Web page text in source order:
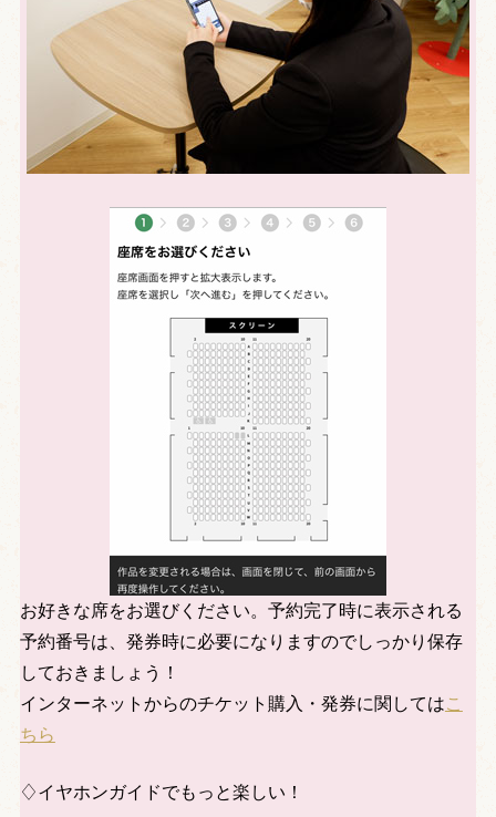
お好きな席をお選びください。予約完了時に表示される
予約番号は、発券時に必要になりますのでしっかり保存
しておきましょう！
インターネットからのチケット購入・発券に関してはこ
ちら
♢イヤホンガイドでもっと楽しい！